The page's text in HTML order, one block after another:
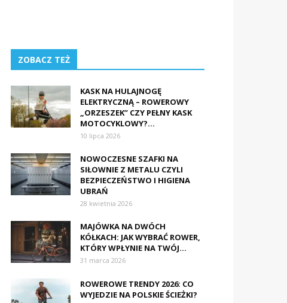
ZOBACZ TEŻ
KASK NA HULAJNOGĘ
ELEKTRYCZNĄ – ROWEROWY
„ORZESZEK” CZY PEŁNY KASK
MOTOCYKLOWY?...
10 lipca 2026
NOWOCZESNE SZAFKI NA
SIŁOWNIE Z METALU CZYLI
BEZPIECZEŃSTWO I HIGIENA
UBRAŃ
28 kwietnia 2026
MAJÓWKA NA DWÓCH
KÓŁKACH: JAK WYBRAĆ ROWER,
KTÓRY WPŁYNIE NA TWÓJ...
31 marca 2026
ROWEROWE TRENDY 2026: CO
WYJEDZIE NA POLSKIE ŚCIEŻKI?